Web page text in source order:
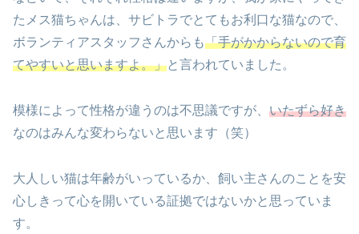
たメス猫ちゃんは、サビトラでとてもお利口な猫なので、
ボランティアスタッフさんからも「手がかからないので育
てやすいと思いますよ。」と言われていました。
模様によって性格が違うのは不思議ですが、 いたずら好き
なのはみんな変わらないと思います（笑）
大人しい猫は年齢がいっているか、飼い主さんのことを安
心しきって心を開いている証拠ではないかと思っていま
す。